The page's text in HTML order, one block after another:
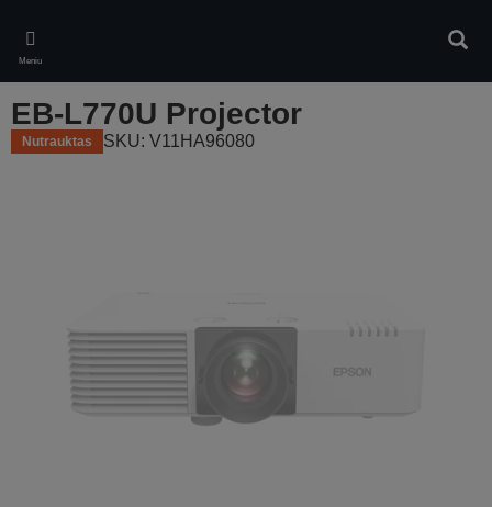
main
content
Meniu
EB-L770U Projector
Nutrauktas SKU: V11HA96080